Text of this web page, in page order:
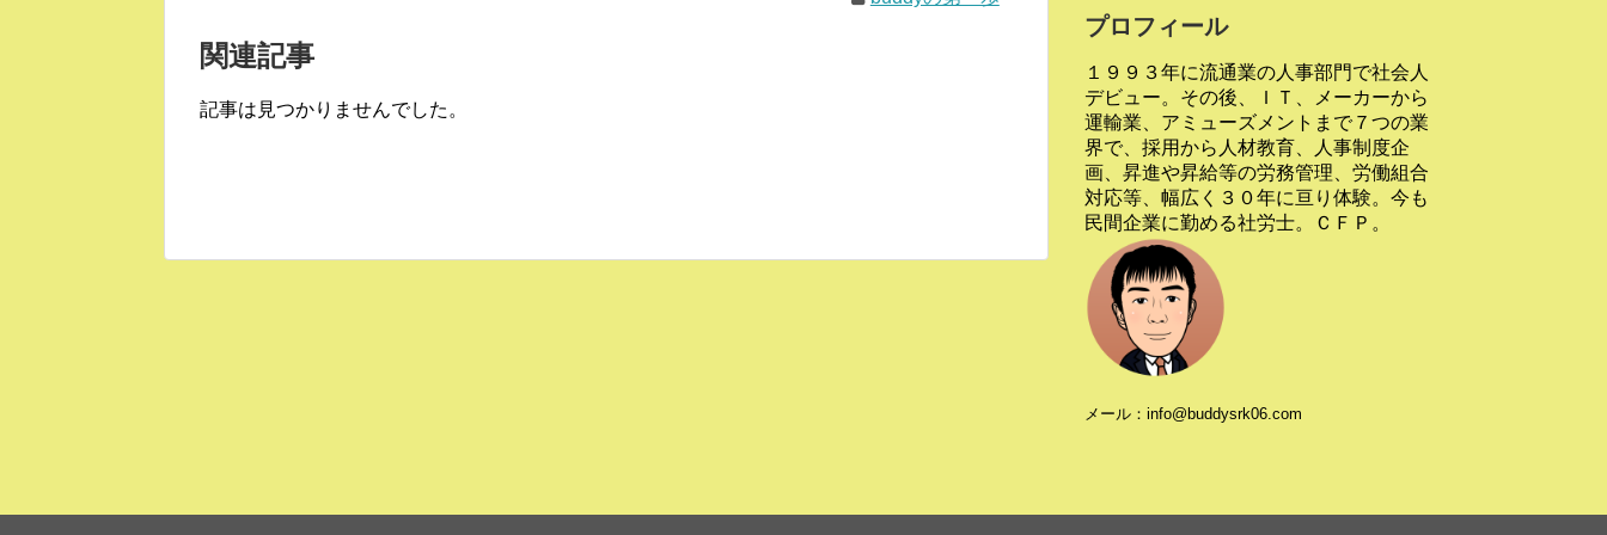
関連記事
記事は見つかりませんでした。
プロフィール
１９９３年に流通業の人事部門で社会人
デビュー。その後、ＩＴ、メーカーから
運輸業、アミューズメントまで７つの業
界で、採用から人材教育、人事制度企
画、昇進や昇給等の労務管理、労働組合
対応等、幅広く３０年に亘り体験。今も
民間企業に勤める社労士。ＣＦＰ。
メール：info@buddysrk06.com